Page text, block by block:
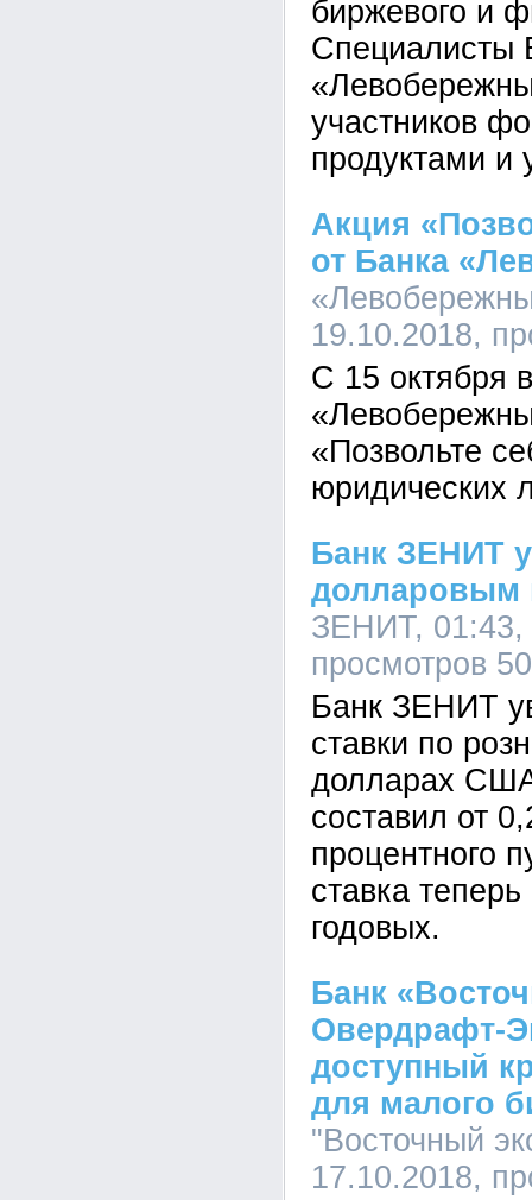
биржевого и
Специалисты
участников
продуктами и
Акция
от Банка
19.10.2018,
С 15 октября
«Позвольте
юридических
Банк ЗЕНИТ
долларовым
ЗЕНИТ, 01:43,
просмотров
Банк ЗЕНИТ
ставки по
долларах
составил от
процентного
ставка
годовых.
Банк
Овердрафт-
доступный
для малого
"Восточный
17.10.2018,